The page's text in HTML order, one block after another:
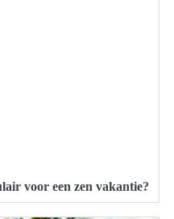
voor een zen vakantie?